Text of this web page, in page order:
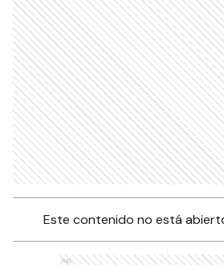
Este contenido no está
Ads